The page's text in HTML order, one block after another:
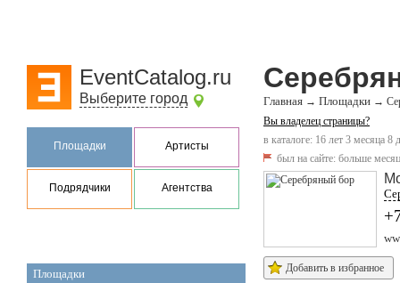
EventCatalog.ru
Выберите город
Площадки Артисты
Подрядчики Агентства
Площадки
Главная → Площадки →
Вы владелец страницы?
в каталоге: 16 лет 3 месяца 8
был на сайте: больше
Добавить в избранное